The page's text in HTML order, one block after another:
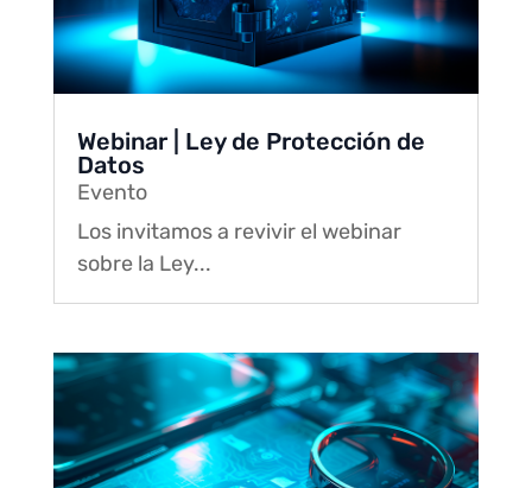
Webinar | Ley de Protección de
Datos
Evento
Los invitamos a revivir el webinar
sobre la Ley...